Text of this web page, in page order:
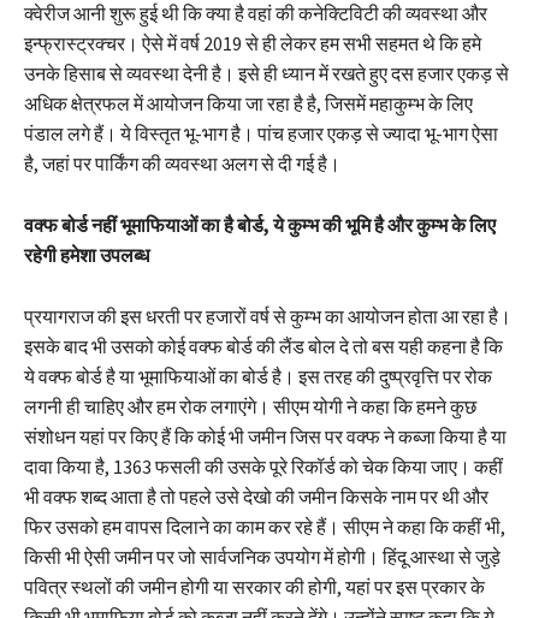
क्वेरीज आनी शुरू हुई थी कि क्या है वहां की कनेक्टिविटी की व्यवस्था और
इन्फ्रास्ट्रक्चर। ऐसे में वर्ष 2019 से ही लेकर हम सभी सहमत थे कि हमे
उनके हिसाब से व्यवस्था देनी है। इसे ही ध्यान में रखते हुए दस हजार एकड़ से
अधिक क्षेत्रफल में आयोजन किया जा रहा है है, जिसमें महाकुम्भ के लिए
पंडाल लगे हैं। ये विस्तृत भू-भाग है। पांच हजार एकड़ से ज्यादा भू-भाग ऐसा
है, जहां पर पार्किंग की व्यवस्था अलग से दी गई है।
वक्फ बोर्ड नहीं भूमाफियाओं का है बोर्ड, ये कुम्भ की भूमि है और कुम्भ के लिए
रहेगी हमेशा उपलब्ध
प्रयागराज की इस धरती पर हजारों वर्ष से कुम्भ का आयोजन होता आ रहा है।
इसके बाद भी उसको कोई वक्फ बोर्ड की लैंड बोल दे तो बस यही कहना है कि
ये वक्फ बोर्ड है या भूमाफियाओं का बोर्ड है। इस तरह की दुष्प्रवृत्ति पर रोक
लगनी ही चाहिए और हम रोक लगाएंगे। सीएम योगी ने कहा कि हमने कुछ
संशोधन यहां पर किए हैं कि कोई भी जमीन जिस पर वक्फ ने कब्जा किया है या
दावा किया है, 1363 फसली की उसके पूरे रिकॉर्ड को चेक किया जाए। कहीं
भी वक्फ शब्द आता है तो पहले उसे देखो की जमीन किसके नाम पर थी और
फिर उसको हम वापस दिलाने का काम कर रहे हैं। सीएम ने कहा कि कहीं भी,
किसी भी ऐसी जमीन पर जो सार्वजनिक उपयोग में होगी। हिंदू आस्था से जुड़े
पवित्र स्थलों की जमीन होगी या सरकार की होगी, यहां पर इस प्रकार के